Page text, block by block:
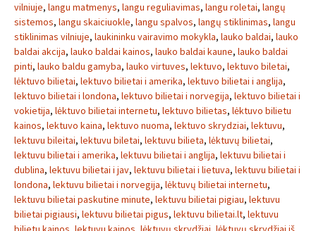
vilniuje, langu matmenys, langu reguliavimas, langu roletai, langų
sistemos, langu skaiciuokle, langu spalvos, langų stiklinimas, langu
stiklinimas vilniuje, laukininku vairavimo mokykla, lauko baldai, lauko
baldai akcija, lauko baldai kainos, lauko baldai kaune, lauko baldai
pinti, lauko baldu gamyba, lauko virtuves, lektuvo, lektuvo biletai,
lėktuvo bilietai, lektuvo bilietai i amerika, lektuvo bilietai i anglija,
lektuvo bilietai i londona, lektuvo bilietai i norvegija, lektuvo bilietai i
vokietija, lėktuvo bilietai internetu, lektuvo bilietas, lėktuvo bilietu
kainos, lektuvo kaina, lektuvo nuoma, lektuvo skrydziai, lektuvu,
lektuvu bileitai, lektuvu biletai, lektuvu bilieta, lėktuvų bilietai,
lektuvu bilietai i amerika, lektuvu bilietai i anglija, lektuvu bilietai i
dublina, lektuvu bilietai i jav, lektuvu bilietai i lietuva, lektuvu bilietai i
londona, lektuvu bilietai i norvegija, lėktuvų bilietai internetu,
lektuvu bilietai paskutine minute, lektuvu bilietai pigiau, lektuvu
bilietai pigiausi, lektuvu bilietai pigus, lektuvu bilietai.lt, lektuvu